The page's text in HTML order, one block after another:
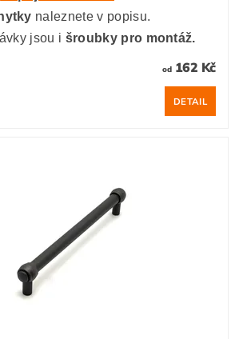
naleznete v popisu.
jsou i šroubky pro montáž.
od162 Kč
DETAIL